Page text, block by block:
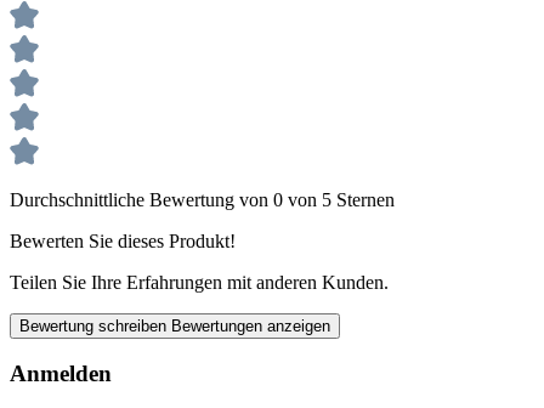
Durchschnittliche Bewertung von 0 von 5 Sternen
Bewerten Sie dieses Produkt!
Teilen Sie Ihre Erfahrungen mit anderen Kunden.
Bewertung schreiben Bewertungen anzeigen
Anmelden